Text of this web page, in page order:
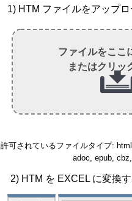
1) HTM ファイルをアップ
ファイルをここ
またはクリッ
許可されているファイルタイプ:
adoc, epub,
2) HTM を EXCEL に変換